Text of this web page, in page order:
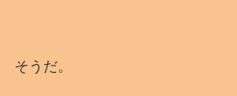
そうだ。